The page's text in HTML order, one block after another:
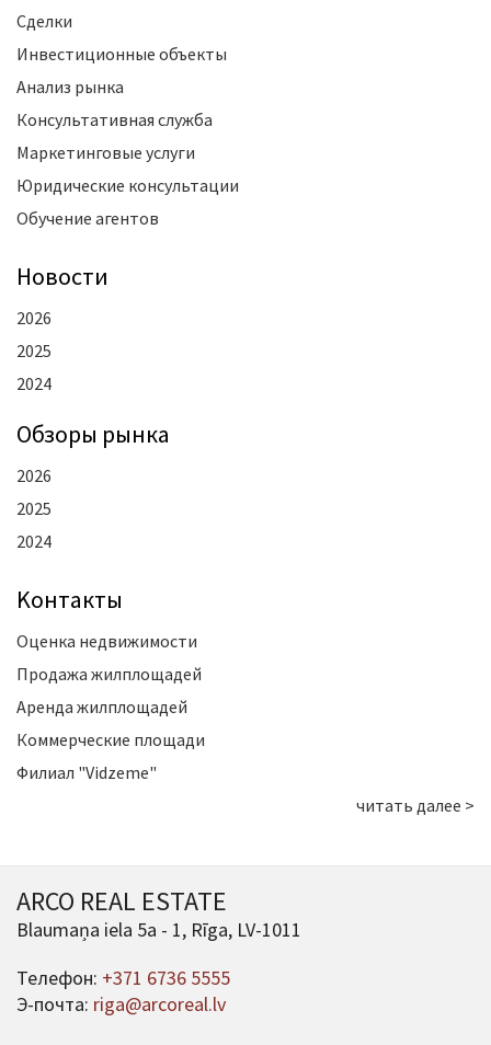
Сделки
Инвестиционные объекты
Анализ рынка
Консультативная служба
Маркетинговые услуги
Юридические консультации
Обучение агентов
Новости
2026
2025
2024
Oбзоры рынка
2026
2025
2024
Kонтакты
Оценка недвижимости
Продажа жилплощадей
Аренда жилплощадей
Коммерческие площади
Филиал "Vidzeme"
читать далее >
ARCO REAL ESTATE
Blaumaņa iela 5a - 1, Rīga, LV-1011
Телефон: +371 6736 5555
Э-почта: riga@arcoreal.lv